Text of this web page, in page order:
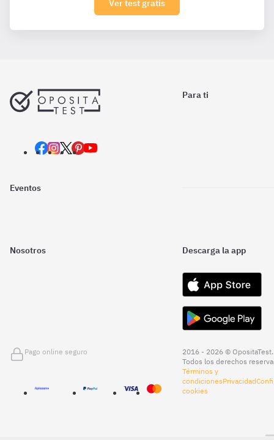
Ver test gratis
Para ti
Eventos
Nosotros Descarga la app
Pago online seguro
2016 - 2026 © OpositaTest.
Todos los derechos
Términos y
condicionesPrivacidad
cookies